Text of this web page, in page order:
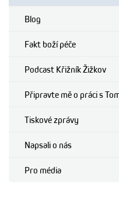
Blog
Fakt boží péče
Podcast Křižník Žižkov
Připravte mě o práci s
Tiskové zprávy
Napsali o nás
Pro média